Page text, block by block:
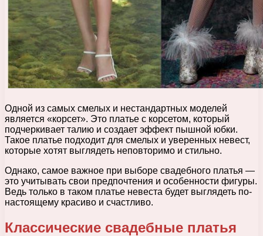
Одной из самых смелых и нестандартных моделей
является «корсет». Это платье с корсетом, который
подчеркивает талию и создает эффект пышной юбки.
Такое платье подходит для смелых и уверенных невест,
которые хотят выглядеть неповторимо и стильно.
Однако, самое важное при выборе свадебного платья —
это учитывать свои предпочтения и особенности фигуры.
Ведь только в таком платье невеста будет выглядеть по-
настоящему красиво и счастливо.
Классические свадебные платья